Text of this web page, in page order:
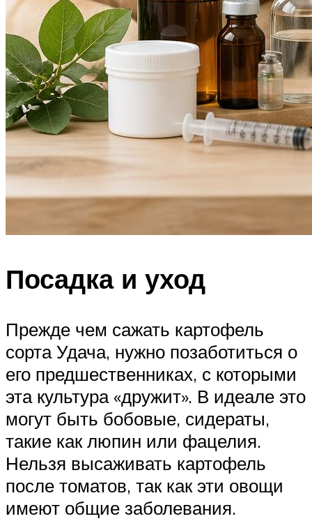
Посадка и уход
Прежде чем сажать картофель
сорта Удача, нужно позаботиться о
его предшественниках, с которыми
эта культура «дружит». В идеале это
могут быть бобовые, сидераты,
такие как люпин или фацелия.
Нельзя высаживать картофель
после томатов, так как эти овощи
имеют общие заболевания.